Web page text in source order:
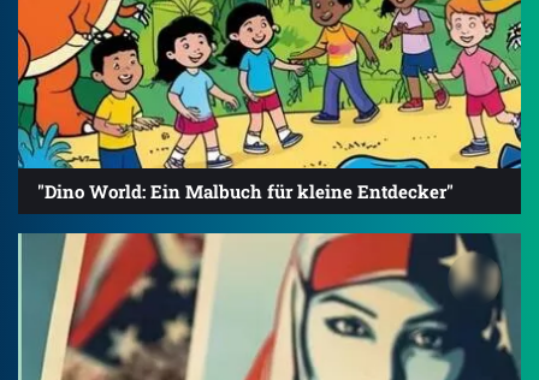
"Dino World: Ein Malbuch für kleine Entdecker"